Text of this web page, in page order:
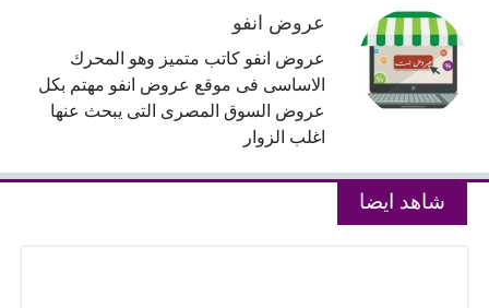
عروض انفو
عروض انفو كاتب متميز وهو المحرك
الاساسى فى موقع عروض انفو مهتم بكل
عروض السوق المصرى التى يبحث عنها
اغلب الزوار
شاهد ايضا